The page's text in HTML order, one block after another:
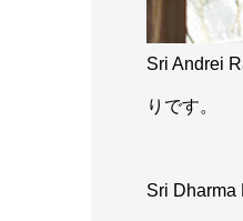
Sri Andrei
りです。
Sri Dharma